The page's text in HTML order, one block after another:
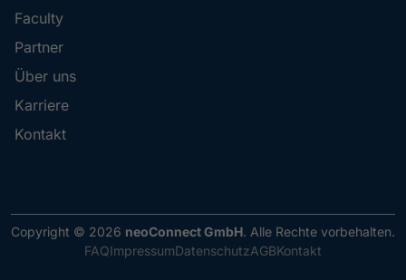
Faculty
Partner
Über uns
Karriere
Kontakt
Copyright © 2026 neoConnect GmbH. Alle Rechte vorbehalten.
FAQImpressumDatenschutzAGBKontakt